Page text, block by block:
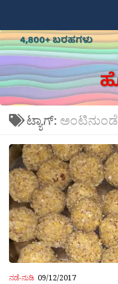
ಟ್ಯಾಗ್: ಅಂಟಿನುಂಡೆ
ನಡೆ-ನುಡಿ 09/12/2017